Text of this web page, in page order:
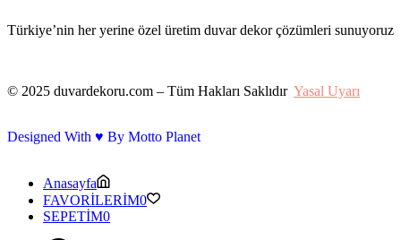
Türkiye’nin her yerine özel üretim duvar dekor çözümleri sunuyoruz
© 2025 duvardekoru.com – Tüm Hakları Saklıdır Yasal Uyarı
Designed With ♥️ By Motto Planet
Anasayfa
FAVORİLERİM0
SEPETİM0